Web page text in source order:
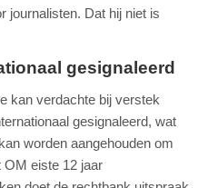
journalisten. Dat hij niet is
gesignaleerd
kan verdachte bij verstek
gesignaleerd, wat
worden aangehouden om
OM eiste 12 jaar